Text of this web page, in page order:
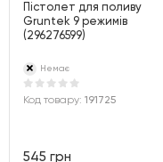
Пістолет для поливу
Gruntek 9 режимів
(296276599)
Немає
Код товару: 191725
545 грн